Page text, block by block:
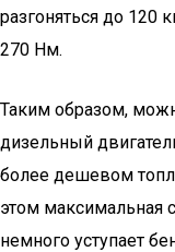
разгоняться до 120
270 Нм.
Таким образом,
дизельный
более дешевом
этом максимальная
немного уступает